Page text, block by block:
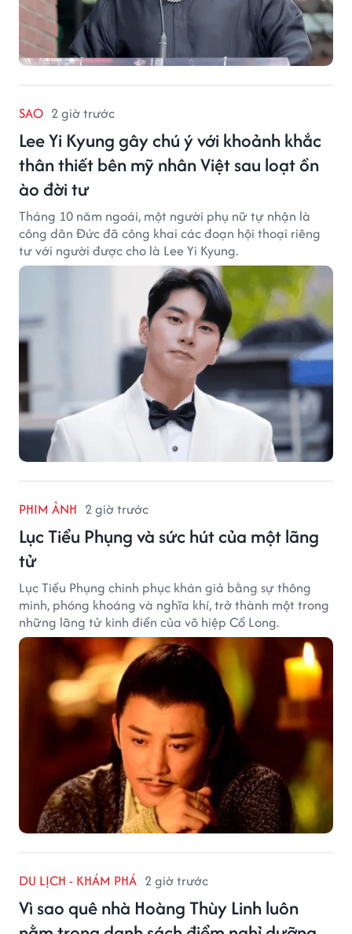
SAO 2 giờ trước
Lee Yi Kyung gây chú ý với khoảnh khắc
thân thiết bên mỹ nhân Việt sau loạt ồn
ào đời tư
Tháng 10 năm ngoái, một người phụ nữ tự nhận là
công dân Đức đã công khai các đoạn hội thoại riêng
tư với người được cho là Lee Yi Kyung.
PHIM ẢNH 2 giờ trước
Lục Tiểu Phụng và sức hút của một lãng
tử
Lục Tiểu Phụng chinh phục khán giả bằng sự thông
minh, phóng khoáng và nghĩa khí, trở thành một trong
những lãng tử kinh điển của võ hiệp Cổ Long.
DU LỊCH - KHÁM PHÁ 2 giờ trước
Vì sao quê nhà Hoàng Thùy Linh luôn